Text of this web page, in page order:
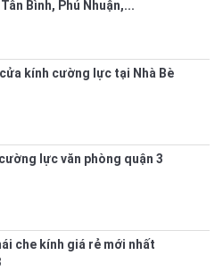
Bình, Phú Nhuận,...
kính cường lực tại Nhà Bè
lực văn phòng quận 3
che kính giá rẻ mới nhất